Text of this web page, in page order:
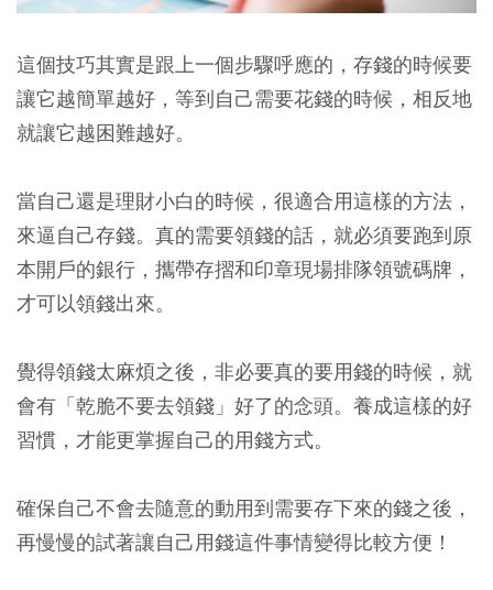
這個技巧其實是跟上一個步驟呼應的，存錢的時候要
讓它越簡單越好，等到自己需要花錢的時候，相反地
就讓它越困難越好。
當自己還是理財小白的時候，很適合用這樣的方法，
來逼自己存錢。真的需要領錢的話，就必須要跑到原
本開戶的銀行，攜帶存摺和印章現場排隊領號碼牌，
才可以領錢出來。
覺得領錢太麻煩之後，非必要真的要用錢的時候，就
會有「乾脆不要去領錢」好了的念頭。養成這樣的好
習慣，才能更掌握自己的用錢方式。
確保自己不會去隨意的動用到需要存下來的錢之後，
再慢慢的試著讓自己用錢這件事情變得比較方便！